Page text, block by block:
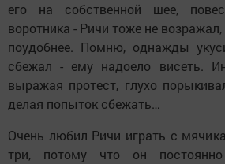
его на собственной шее,
воротника - Ричи тоже не
поудобнее. Помню, однажды
сбежал - ему надоело висеть.
выражая протест, глухо
делая попыток сбежать…
Очень любил Ричи играть с
три, потому что он